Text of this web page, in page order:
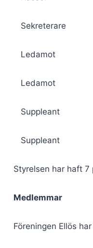
Sekreterare
Ledamot
Ledamot
Suppleant
Suppleant
Styrelsen har haft
Medlemmar
Föreningen Ellös